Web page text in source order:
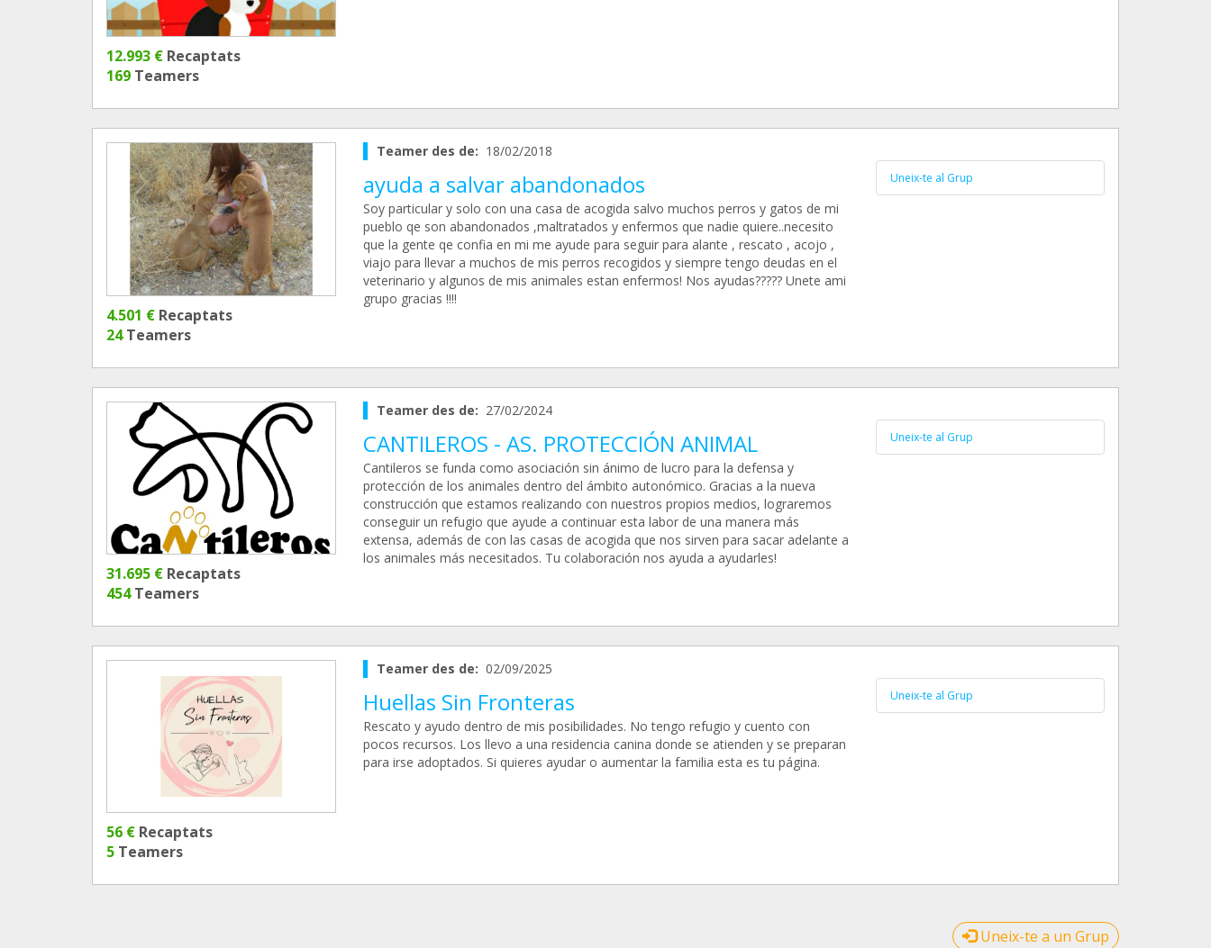
12.993 € Recaptats
169 Teamers
4.501 € Recaptats
24Teamers
Teamer des de: 18/02/2018
ayuda a salvar abandonados
Soy particular y solo con una casa de acogida salvo muchos perros y gatos de mi
pueblo qe son abandonados ,maltratados y enfermos que nadie quiere..necesito
que la gente qe confia en mi me ayude para seguir para alante , rescato , acojo ,
viajo para llevar a muchos de mis perros recogidos y siempre tengo deudas en el
veterinario y algunos de mis animales estan enfermos! Nos ayudas????? Unete ami
grupo gracias !!!!
Uneix-te al Grup
31.695 € Recaptats
454Teamers
Teamer des de: 27/02/2024
CANTILEROS - AS. PROTECCIÓN ANIMAL
Cantileros se funda como asociación sin ánimo de lucro para la defensa y
protección de los animales dentro del ámbito autonómico. Gracias a la nueva
construcción que estamos realizando con nuestros propios medios, lograremos
conseguir un refugio que ayude a continuar esta labor de una manera más
extensa, además de con las casas de acogida que nos sirven para sacar adelante a
los animales más necesitados. Tu colaboración nos ayuda a ayudarles!
Uneix-te al Grup
56 € Recaptats
5 Teamers
Teamer des de: 02/09/2025
Huellas Sin Fronteras
Rescato y ayudo dentro de mis posibilidades. No tengo refugio y cuento con
pocos recursos. Los llevo a una residencia canina donde se atienden y se preparan
para irse adoptados. Si quieres ayudar o aumentar la familia esta es tu página.
Uneix-te al Grup
Uneix-te a un Grup